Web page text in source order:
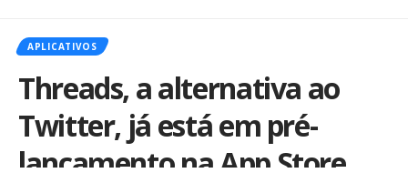
APLICATIVOS
Threads, a alternativa ao
Twitter, já está em pré-
lançamento na App Store